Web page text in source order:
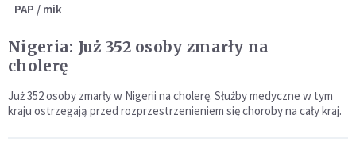
PAP / mik
Nigeria: Już 352 osoby zmarły na
cholerę
Już 352 osoby zmarły w Nigerii na cholerę. Służby medyczne w tym
kraju ostrzegają przed rozprzestrzenieniem się choroby na cały kraj.